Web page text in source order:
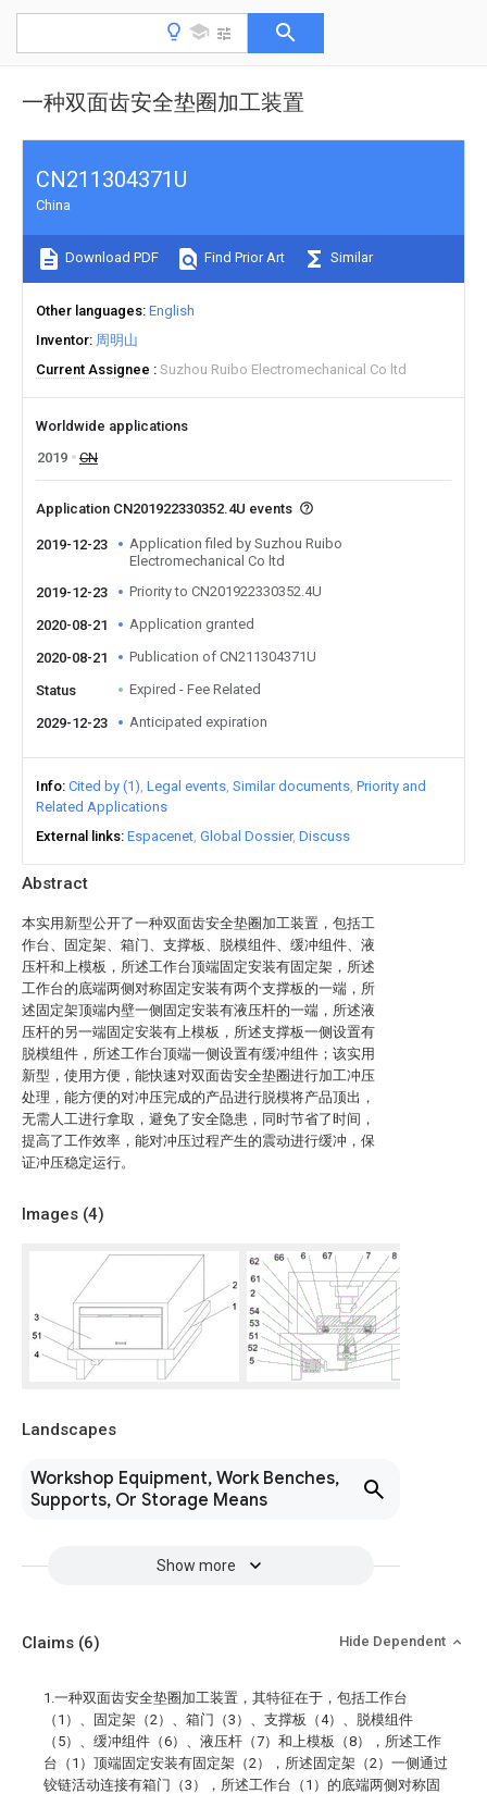
一种双面齿安全垫圈加工装置
Abstract
本实用新型公开了一种双面齿安全垫圈加工装置，包括工
作台、固定架、箱门、支撑板、脱模组件、缓冲组件、液
压杆和上模板，所述工作台顶端固定安装有固定架，所述
工作台的底端两侧对称固定安装有两个支撑板的一端，所
述固定架顶端内壁一侧固定安装有液压杆的一端，所述液
压杆的另一端固定安装有上模板，所述支撑板一侧设置有
脱模组件，所述工作台顶端一侧设置有缓冲组件；该实用
新型，使用方便，能快速对双面齿安全垫圈进行加工冲压
处理，能方便的对冲压完成的产品进行脱模将产品顶出，
无需人工进行拿取，避免了安全隐患，同时节省了时间，
提高了工作效率，能对冲压过程产生的震动进行缓冲，保
证冲压稳定运行。
Images (4)
Landscapes
Workshop Equipment, Work Benches,
Supports, Or Storage Means
Show more
CN211304371U
China
Download PDF Find Prior Art Similar
Other languages English
Inventor 周明山
Current Assignee
Suzhou Ruibo Electromechanical Co ltd
Worldwide applications
2019
CN
Application CN201922330352.4U events
2019-12-23
Application filed by Suzhou Ruibo
Electromechanical Co ltd
2019-12-23
Priority to CN201922330352.4U
2020-08-21 Application granted
2020-08-21 Publication of CN211304371U
Status Expired - Fee Related
2029-12-23 Anticipated expiration
Info Cited by (1) Legal events Similar documents Priority and
Related Applications
External links Espacenet Global Dossier Discuss
Claims (6) Hide Dependent
1.一种双面齿安全垫圈加工装置，其特征在于，包括工作台
（1）、固定架（2）、箱门（3）、支撑板（4）、脱模组件
（5）、缓冲组件（6）、液压杆（7）和上模板（8），所述工作
台（1）顶端固定安装有固定架（2），所述固定架（2）一侧通过
铰链活动连接有箱门（3），所述工作台（1）的底端两侧对称固